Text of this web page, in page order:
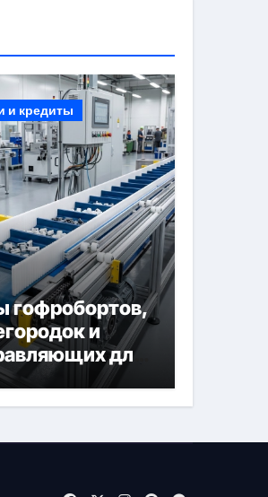
и кредиты
гофробортов,
и
для
лент